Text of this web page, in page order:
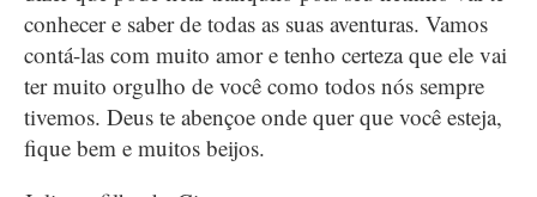
conhecer e saber de todas as suas aventuras. Vamos
contá-las com muito amor e tenho certeza que ele vai
ter muito orgulho de você como todos nós sempre
tivemos. Deus te abençoe onde quer que você esteja,
fique bem e muitos beijos.